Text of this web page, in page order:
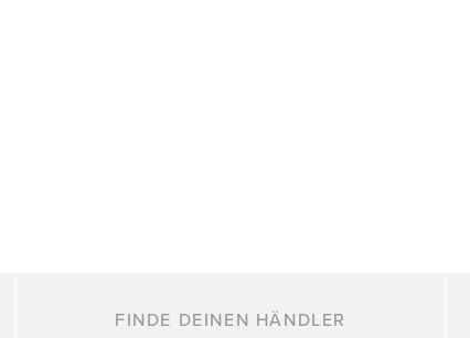
FINDE DEINEN HÄNDLER